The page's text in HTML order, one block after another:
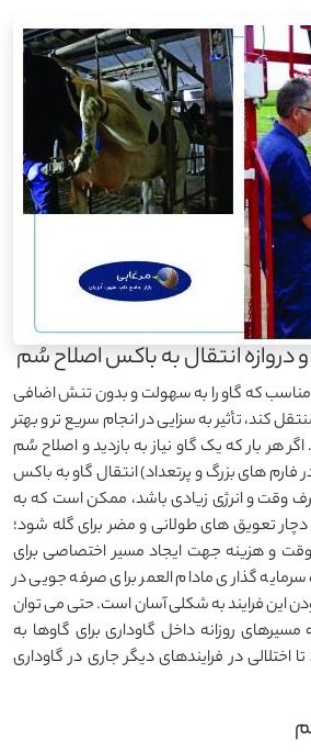
انتقال به باکس اصلاح سُم
که گاو را به سهولت و بدون تنش اضافی
کند، تأثیر به سزایی در انجام سریع تر و بهتر
هر بار که یک گاو نیاز به بازدید و اصلاح سُم
فارم های بزرگ و پرتعداد) انتقال گاو به باکس
وقت و انرژی زیادی باشد، ممکن است که به
دچار تعویق های طولانی و مضر برای گله شود؛
وقت و هزینه جهت ایجاد مسیر اختصاصی برای
گذاری مادام العمر برای صرفه جویی در
این فرایند به شکلی آسان است. حتی می توان
روزانه داخل گاوداری برای گاوها به
در فرایندهای دیگر جاری در گاوداری